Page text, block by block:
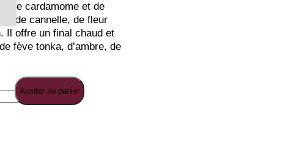
de cardamome et de
de cannelle, de fleur
Il offre un final chaud et
fève tonka, d’ambre, de
-
Ajouter au panier